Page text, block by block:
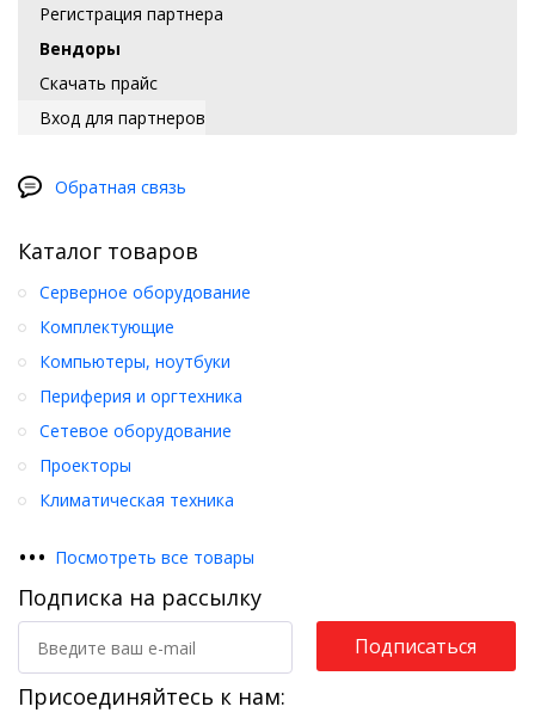
Регистрация партнера
Вендоры
Скачать прайс
Вход для партнеров
Обратная связь
Каталог товаров
Серверное оборудование
Комплектующие
Компьютеры, ноутбуки
Периферия и оргтехника
Сетевое оборудование
Проекторы
Климатическая техника
••• Посмотреть все товары
Подписка на рассылку
Подписаться
Присоединяйтесь к нам: